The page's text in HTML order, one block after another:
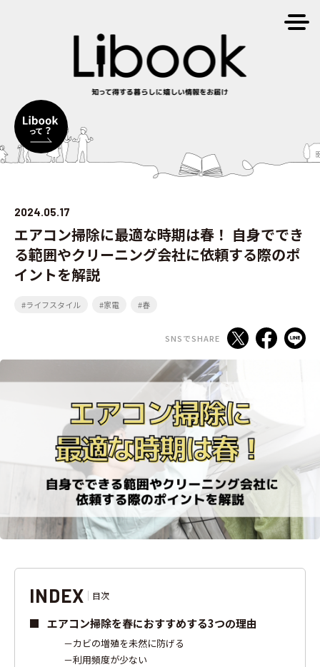
2024.05.17
エアコン掃除に最適な時期は春！ 自身ででき
る範囲やクリーニング会社に依頼する際のポ
イントを解説
#ライフスタイル #家電 #春
SNSでSHARE
INDEX 目次
エアコン掃除を春におすすめする3つの理由
カビの増殖を未然に防げる
利用頻度が少ない